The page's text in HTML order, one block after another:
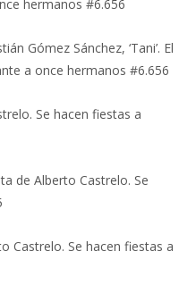
hermanos #6.656
Gómez Sánchez, ‘Tani’. El
a once hermanos #6.656
Se hacen fiestas a
de Alberto Castrelo. Se
Castrelo. Se hacen fiestas a